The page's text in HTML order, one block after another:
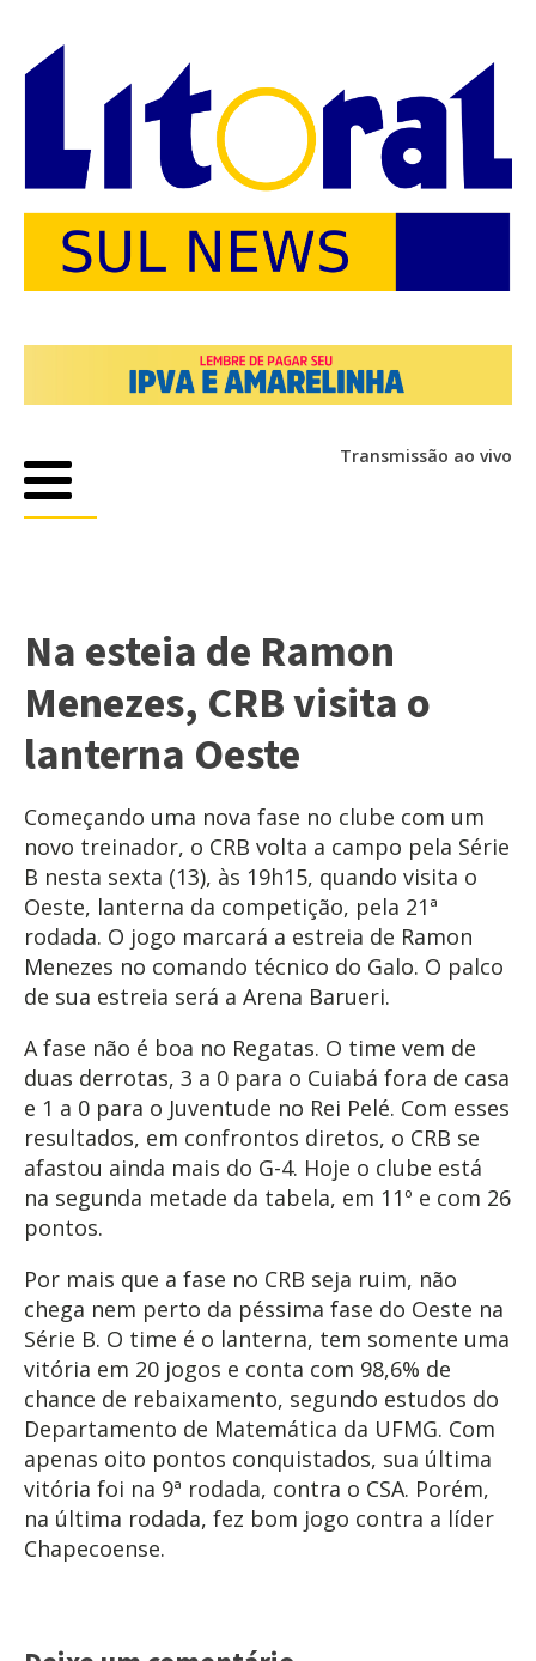
Transmissão ao vivo
Na esteia de Ramon
Menezes, CRB visita o
lanterna Oeste
Começando uma nova fase no clube com um
novo treinador, o CRB volta a campo pela Série
B nesta sexta (13), às 19h15, quando visita o
Oeste, lanterna da competição, pela 21ª
rodada. O jogo marcará a estreia de Ramon
Menezes no comando técnico do Galo. O palco
de sua estreia será a Arena Barueri.
A fase não é boa no Regatas. O time vem de
duas derrotas, 3 a 0 para o Cuiabá fora de casa
e 1 a 0 para o Juventude no Rei Pelé. Com esses
resultados, em confrontos diretos, o CRB se
afastou ainda mais do G-4. Hoje o clube está
na segunda metade da tabela, em 11º e com 26
pontos.
Por mais que a fase no CRB seja ruim, não
chega nem perto da péssima fase do Oeste na
Série B. O time é o lanterna, tem somente uma
vitória em 20 jogos e conta com 98,6% de
chance de rebaixamento, segundo estudos do
Departamento de Matemática da UFMG. Com
apenas oito pontos conquistados, sua última
vitória foi na 9ª rodada, contra o CSA. Porém,
na última rodada, fez bom jogo contra a líder
Chapecoense.